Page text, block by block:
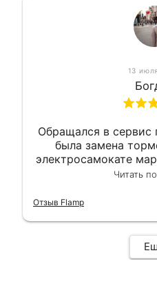
13
Обращался в сервис
была замена
электросамокате
сделали в лучшем
гарантии, поэтому
Читать
Отзыв Flamp